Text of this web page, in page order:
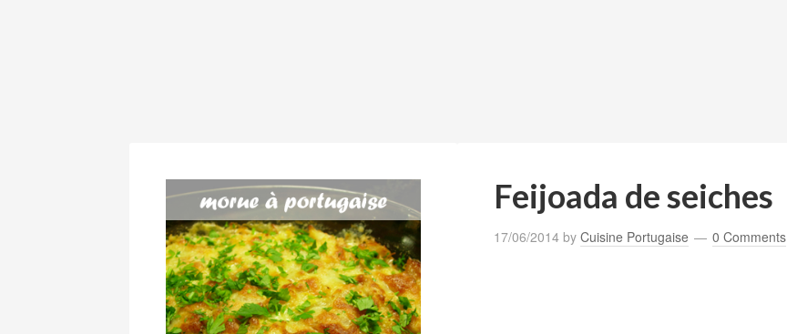
Feijoada de seiches
17/06/2014 by Cuisine Portugaise 0 Comments